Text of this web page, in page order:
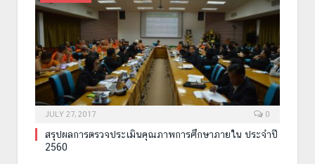
JULY 27, 2017 0
สรุปผลการตรวจประเมินคุณภาพการศึกษาภายใน ประจำปี
2560